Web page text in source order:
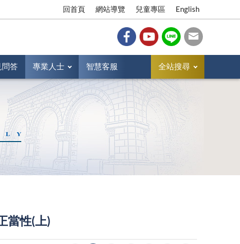
回首頁 網站導覽 兒童專區 English
問答 專業人士 智慧客服 全站搜尋
當性(上)